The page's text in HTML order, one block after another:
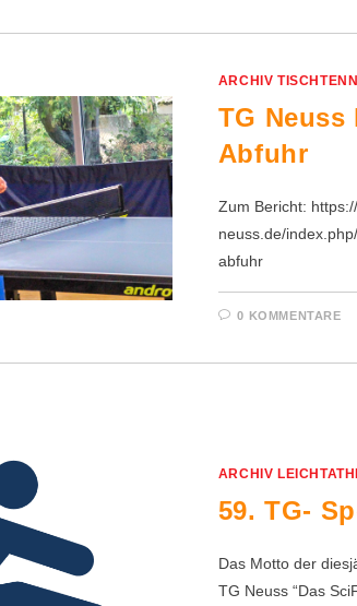
ARCHIV
TG Neuss
Abfuhr
Zum Bericht:
neuss.de/
abfuhr
0 KOMMENTARE
ARCHIV
59. TG-
Das Motto der
TG Neuss “Das